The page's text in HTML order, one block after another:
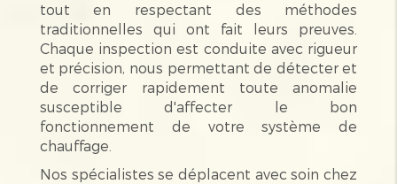
tout en respectant des méthodes
traditionnelles qui ont fait leurs preuves.
Chaque inspection est conduite avec rigueur
et précision, nous permettant de détecter et
de corriger rapidement toute anomalie
susceptible d'affecter le bon
fonctionnement de votre système de
chauffage.
Nos spécialistes se déplacent avec soin chez